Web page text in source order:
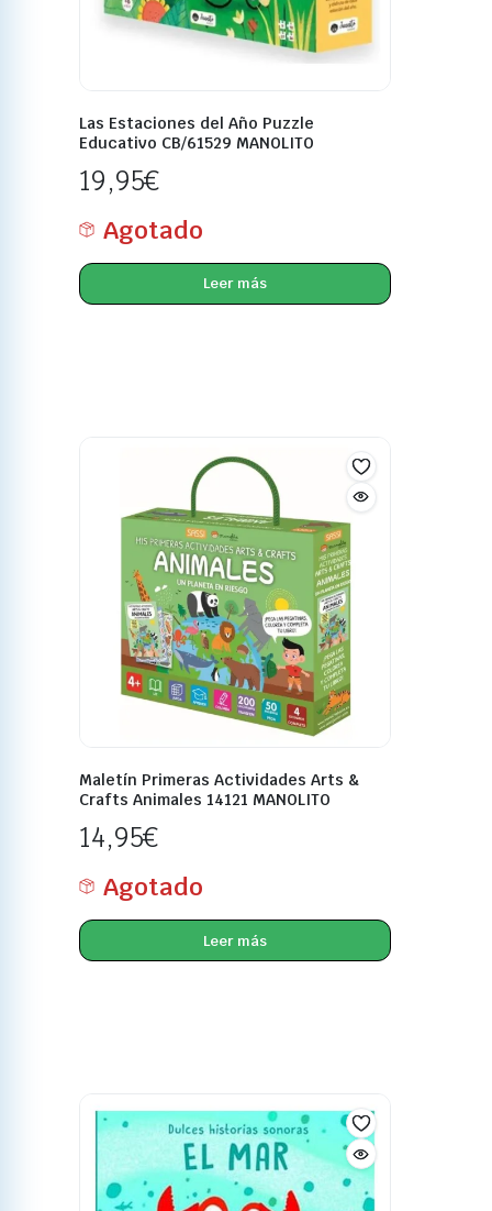
Las Estaciones del Año Puzzle
Educativo CB/61529 MANOLITO
19,95€
Agotado
Leer más
Maletín Primeras Actividades Arts &
Crafts Animales 14121 MANOLITO
14,95€
Agotado
Leer más